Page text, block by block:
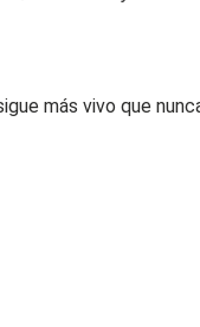
más vivo que